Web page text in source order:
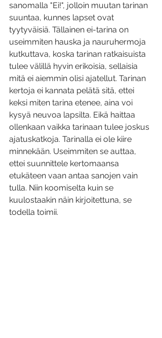
sanomalla "Ei!", jolloin muutan tarinan
suuntaa, kunnes lapset ovat
tyytyväisiä. Tällainen ei-tarina on
useimmiten hauska ja nauruhermoja
kutkuttava, koska tarinan ratkaisuista
tulee välillä hyvin erikoisia, sellaisia
mitä ei aiemmin olisi ajatellut. Tarinan
kertoja ei kannata pelätä sitä, ettei
keksi miten tarina etenee, aina voi
kysyä neuvoa lapsilta. Eikä haittaa
ollenkaan vaikka tarinaan tulee joskus
ajatuskatkoja. Tarinalla ei ole kiire
minnekään. Useimmiten se auttaa,
ettei suunnittele kertomaansa
etukäteen vaan antaa sanojen vain
tulla. Niin koomiselta kuin se
kuulostaakin näin kirjoitettuna, se
todella toimii.